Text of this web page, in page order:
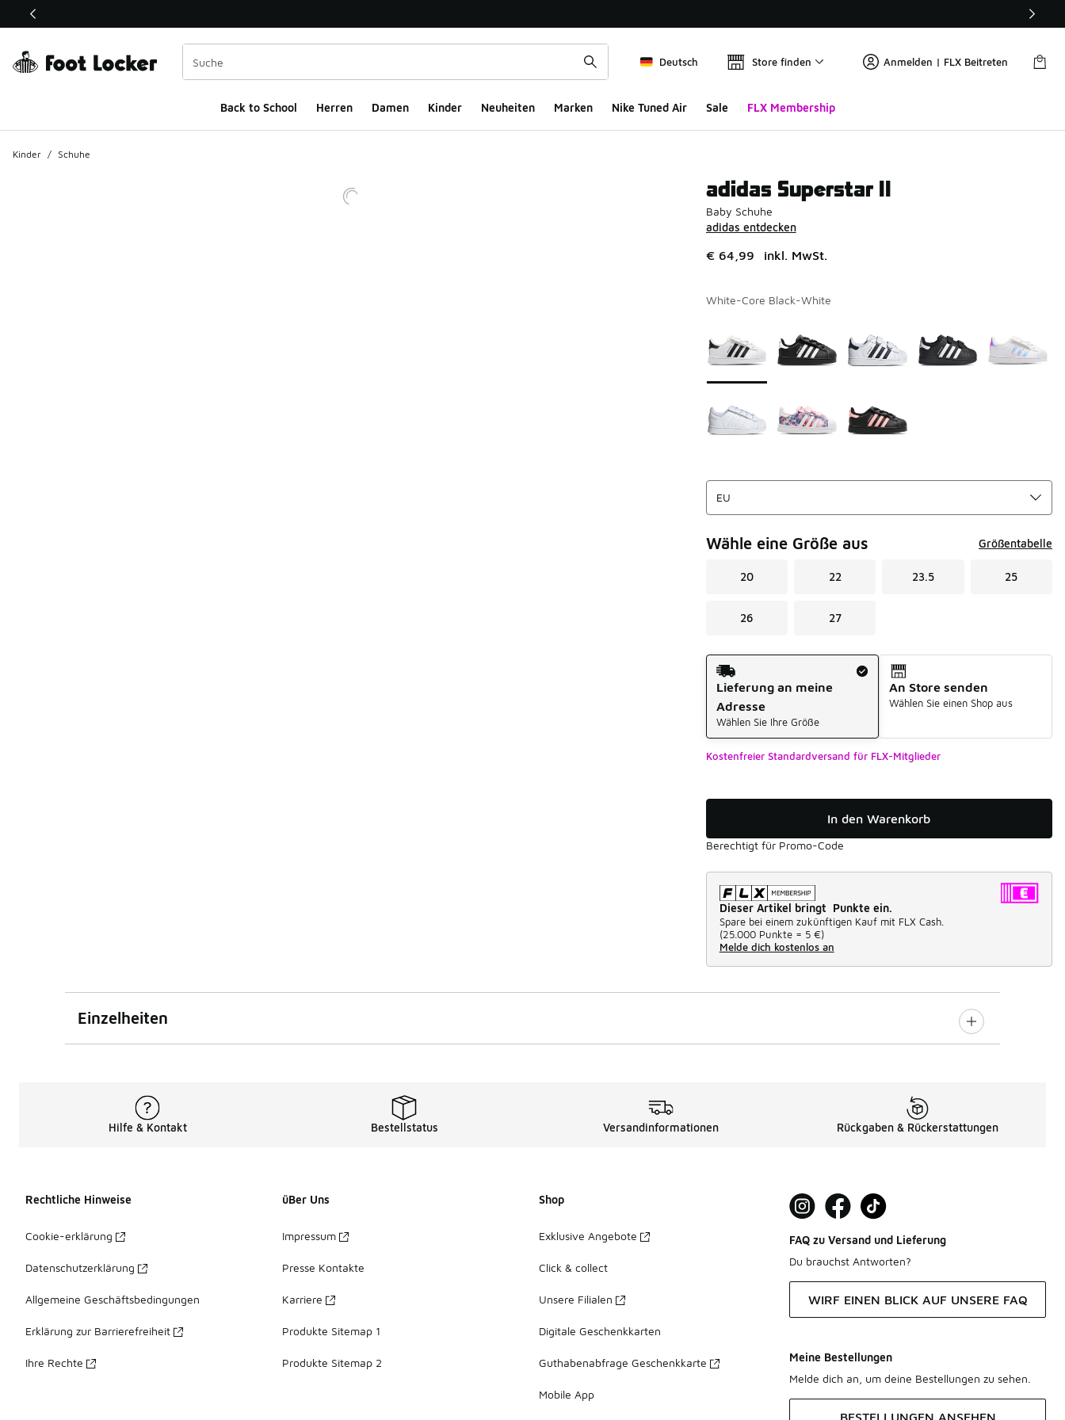
Dieser Link öffnet sich in einem neuen Fenster
Deutsch Store finden Anmelden | FLX Beitreten
Back to School Herren Damen Kinder Neuheiten Marken Nike Tuned Air Sale FLX Membership
Kinder / Schuhe
adidas Superstar II
Baby Schuhe
adidas entdecken
€ 64,99 inkl. MwSt.
White-Core Black-White
Wähle eine Größe aus Größentabelle
20 22 23.5 25
26 27
Versandart
Lieferung an meine
Adresse
Wählen Sie Ihre Größe
An Store senden
Wählen Sie einen Shop aus
Kostenfreier Standardversand für FLX-Mitglieder
In den Warenkorb
Berechtigt für Promo-Code
Dieser Artikel bringt Punkte ein.
Spare bei einem zukünftigen Kauf mit FLX Cash.
(25.000 Punkte = 5 €)
Melde dich kostenlos an
Einzelheiten
Hilfe & Kontakt Bestellstatus Versandinformationen Rückgaben & Rückerstattungen
Rechtliche Hinweise
Cookie-erklärung
Datenschutzerklärung
Allgemeine Geschäftsbedingungen
Erklärung zur Barrierefreiheit
Ihre Rechte
üBer Uns
Impressum
Presse Kontakte
Karriere
Produkte Sitemap 1
Produkte Sitemap 2
Shop
Exklusive Angebote
Click & collect
Unsere Filialen
Digitale Geschenkkarten
Guthabenabfrage Geschenkkarte
Mobile App
FAQ zu Versand und Lieferung
Du brauchst Antworten?
WIRF EINEN BLICK AUF UNSERE FAQ
Meine Bestellungen
Melde dich an, um deine Bestellungen zu sehen.
BESTELLUNGEN ANSEHEN